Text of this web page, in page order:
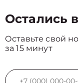
Остались
Оставьте свой
за 15 минут